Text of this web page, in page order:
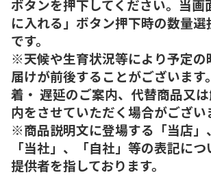
ボタンを押下してください。当画
に入れる」ボタン押下時の数量
です。
※天候や生育状況等により予定の
届けが前後することがございます
着・ 遅延のご案内、代替商品又
内をさせていただく場合がござい
※商品説明文に登場する「当店」
「当社」、「自社」等の表記に
提供者を指しております。